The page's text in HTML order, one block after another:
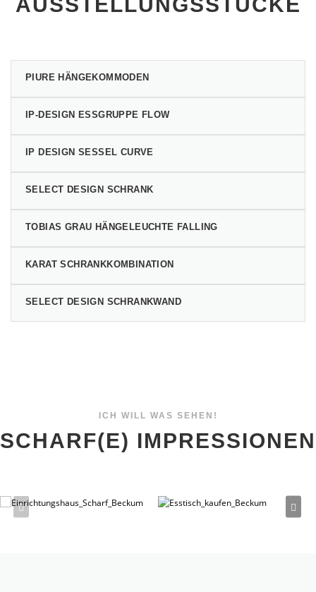
AUSSTELLUNGSSTÜCKE
PIURE HÄNGEKOMMODEN
IP-DESIGN ESSGRUPPE FLOW
IP DESIGN SESSEL CURVE
SELECT DESIGN SCHRANK
TOBIAS GRAU HÄNGELEUCHTE FALLING
KARAT SCHRANKKOMBINATION
SELECT DESIGN SCHRANKWAND
ICH WILL WAS SEHEN!
SCHARF(E) IMPRESSIONEN